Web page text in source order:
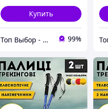
Купить
Топ Выбор - надежный магазин, провереный временем 99%